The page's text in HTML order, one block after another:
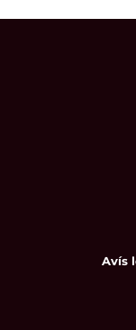
Avís